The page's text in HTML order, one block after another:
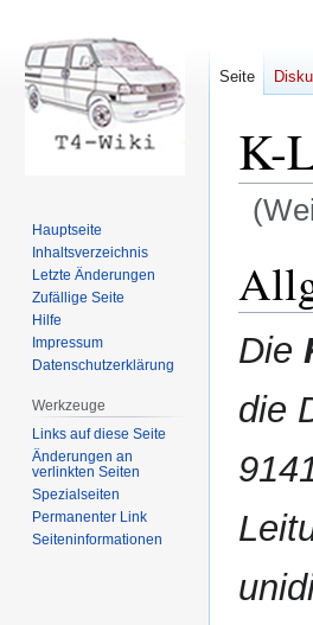
K-
springen
Suche
springen
Die
die
Seite
Hauptseite
Inhaltsverzeichnis
Letzte Änderungen
Zufällige Seite
Hilfe
Impressum
Datenschutzerklärung
Werkzeuge
Links auf diese Seite
Änderungen an
verlinkten Seiten
Spezialseiten
Permanenter Link
Seiten­informationen